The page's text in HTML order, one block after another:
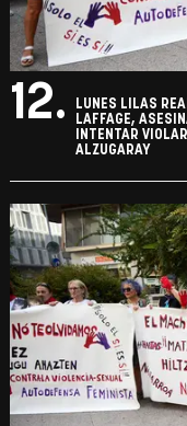
12.
LUNES LILAS
LAFFAGE,
INTENTAR
ALZUGARAY